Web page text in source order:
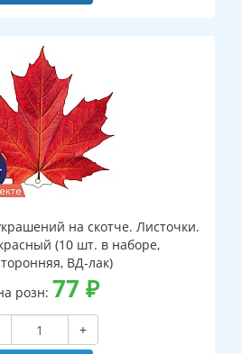
на скотче. Листочки.
(10 шт. в наборе,
ВД-лак)
розн: 77 ₽
+